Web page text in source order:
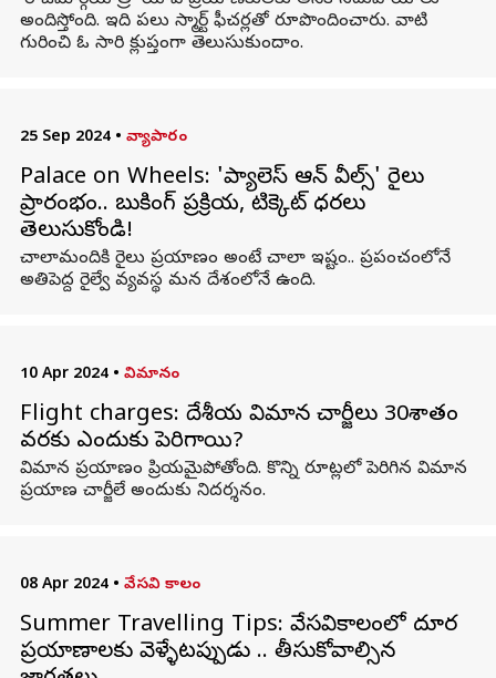
అందిస్తోంది. ఇది పలు స్మార్ట్ ఫీచర్లతో రూపొందించారు. వాటి
గురించి ఓ సారి క్లుప్తంగా తెలుసుకుందాం.
25 Sep 2024 • వ్యాపారం
Palace on Wheels: 'ప్యాలెస్ ఆన్ వీల్స్' రైలు
ప్రారంభం.. బుకింగ్ ప్రక్రియ, టిక్కెట్ ధరలు
తెలుసుకోండి!
చాలామందికి రైలు ప్రయాణం అంటే చాలా ఇష్టం.. ప్రపంచంలోనే
అతిపెద్ద రైల్వే వ్యవస్థ మన దేశంలోనే ఉంది.
10 Apr 2024 • విమానం
Flight charges: దేశీయ విమాన చార్జీలు 30శాతం
వరకు ఎందుకు పెరిగాయి?
విమాన ప్రయాణం ప్రియమైపోతోంది. కొన్ని రూట్లలో పెరిగిన విమాన
ప్రయాణ చార్జీలే అందుకు నిదర్శనం.
08 Apr 2024 • వేసవి కాలం
Summer Travelling Tips: వేసవికాలంలో దూర
ప్రయాణాలకు వెళ్ళేటప్పుడు .. తీసుకోవాల్సిన